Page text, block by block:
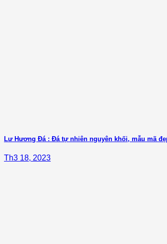
Lư Hương Đá : Đá tự nhiên nguyên khối, mẫu mã
Th3 18, 2023